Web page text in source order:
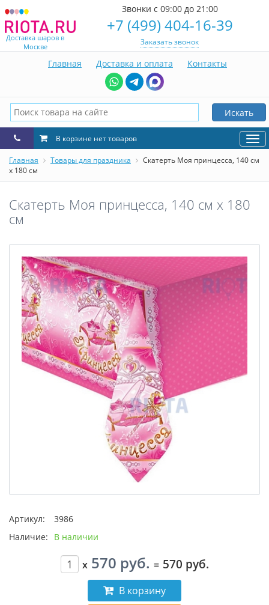
Доставка шаров в
Москве
Звонки с 09:00 до 21:00
+7 (499) 404-16-39
Заказать звонок
Главная Доставка и оплата Контакты
Искать
В корзине нет товаров
Главная Товары для праздника
Скатерть Моя принцесса, 140 см
x 180 см
Скатерть Моя принцесса, 140 см x 180
см
Артикул:
3986
Наличие:
В наличии
x 570 руб. = 570 руб.
В корзину